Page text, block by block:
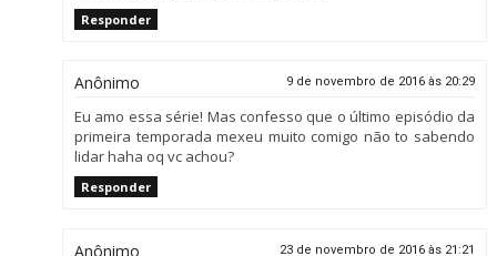
Responder
Anônimo 9 de novembro de 2016 às 20:29
Eu amo essa série! Mas confesso que o último episódio da
primeira temporada mexeu muito comigo não to sabendo
lidar haha oq vc achou?
Responder
Anônimo 23 de novembro de 2016 às 21:21